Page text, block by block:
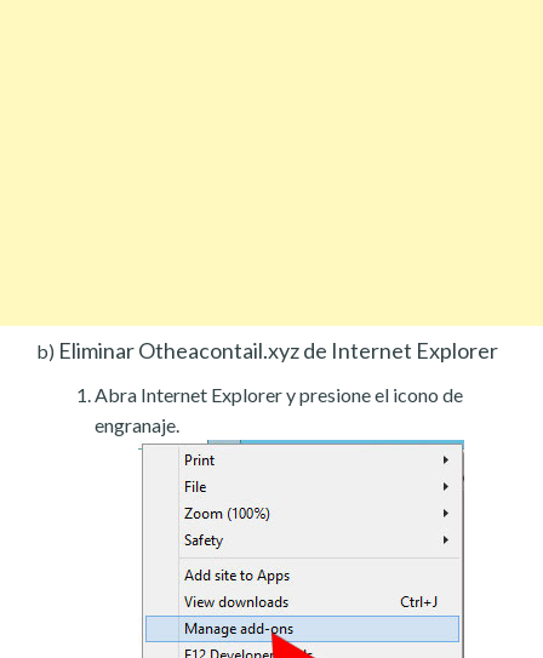
b) Eliminar Otheacontail.xyz de Internet Explorer
Abra Internet Explorer y presione el icono de
engranaje.